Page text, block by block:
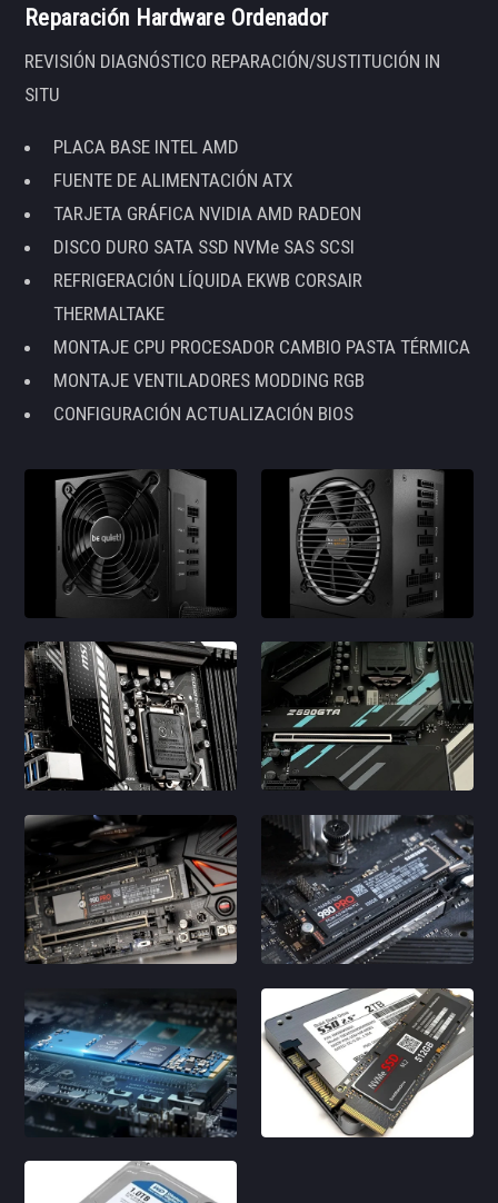
Reparación Hardware Ordenador
REVISIÓN DIAGNÓSTICO REPARACIÓN/SUSTITUCIÓN IN
SITU
PLACA BASE INTEL AMD
FUENTE DE ALIMENTACIÓN ATX
TARJETA GRÁFICA NVIDIA AMD RADEON
DISCO DURO SATA SSD NVMe SAS SCSI
REFRIGERACIÓN LÍQUIDA EKWB CORSAIR
THERMALTAKE
MONTAJE CPU PROCESADOR CAMBIO PASTA TÉRMICA
MONTAJE VENTILADORES MODDING RGB
CONFIGURACIÓN ACTUALIZACIÓN BIOS